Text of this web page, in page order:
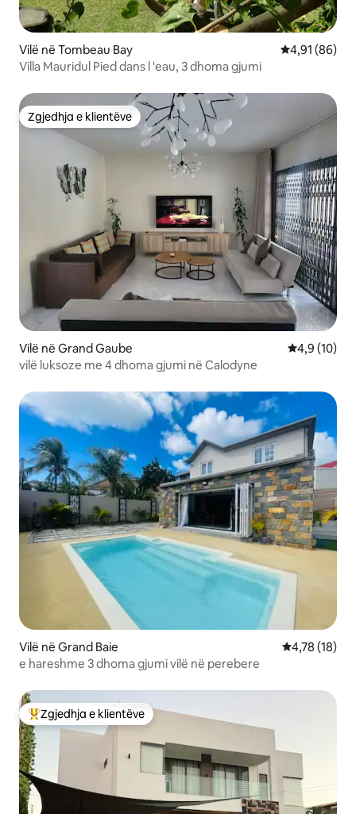
Vilë në Tombeau Bay Vlerësimi
4,91 (86)
Villa Mauridul Pied dans l 'eau, 3 dhoma gjumi
Zgjedhja e klientëve
Zgjedhja e klientëve
Vilë në Grand Gaube Vlerësimi
4,9 (10)
vilë luksoze me 4 dhoma gjumi në Calodyne
Vilë në Grand Baie Vlerësimi
4,78 (18)
e hareshme 3 dhoma gjumi vilë në perebere
Më të mirat e zgjedhjeve të klientëve
Zgjedhja e klientëve